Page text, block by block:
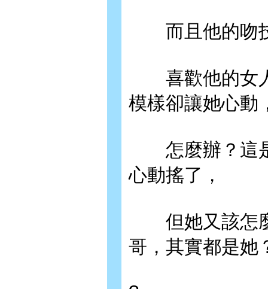
而且他的吻技
喜歡他的女人
模樣卻讓她心動
怎麼辦？這是
心動搖了，
但她又該怎麼
哥，其實都是她